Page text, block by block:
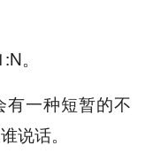
。
有一种短暂的不
说话。